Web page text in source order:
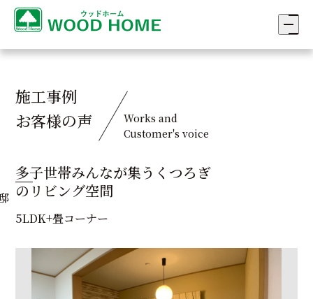
施工事例
お客様の声
Works and
Customer's voice
多子世帯みんなが集うくつろぎ
のリビング空間
5LDK+畳コーナー